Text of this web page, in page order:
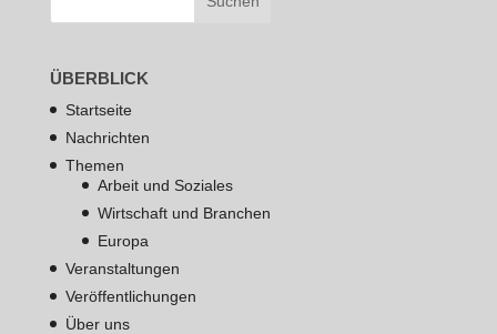
ÜBERBLICK
Startseite
Nachrichten
Themen
Arbeit und Soziales
Wirtschaft und Branchen
Europa
Veranstaltungen
Veröffentlichungen
Über uns